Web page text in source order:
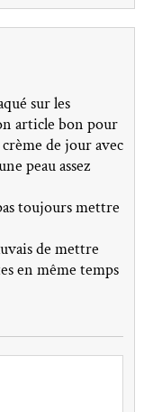
sur les
article bon pour
de jour avec
peau assez
toujours mettre
de mettre
en même temps